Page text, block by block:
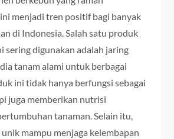
menjadi tren positif bagi banyak
di Indonesia. Salah satu produk
sering digunakan adalah jaring
tanam alami untuk berbagai
ini tidak hanya berfungsi sebagai
juga memberikan nutrisi
tanaman. Selain itu,
mampu menjaga kelembapan